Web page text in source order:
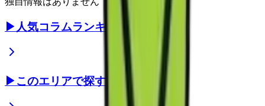
▶ 人気コラムランキング
▶このエリアで探す